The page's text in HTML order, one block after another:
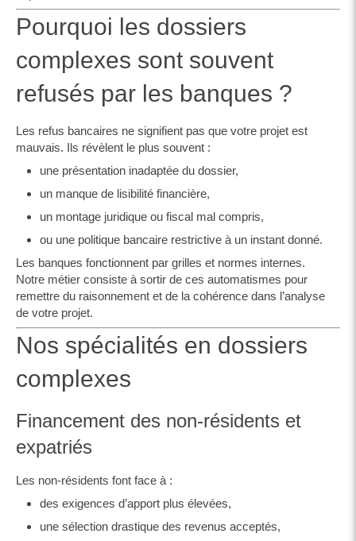
Pourquoi les dossiers
complexes sont souvent
refusés par les banques ?
Les refus bancaires ne signifient pas que votre projet est
mauvais. Ils révèlent le plus souvent :
une présentation inadaptée du dossier,
un manque de lisibilité financière,
un montage juridique ou fiscal mal compris,
ou une politique bancaire restrictive à un instant donné.
Les banques fonctionnent par grilles et normes internes.
Notre métier consiste à sortir de ces automatismes pour
remettre du raisonnement et de la cohérence dans l’analyse
de votre projet.
Nos spécialités en dossiers
complexes
Financement des non-résidents et
expatriés
Les non-résidents font face à :
des exigences d’apport plus élevées,
une sélection drastique des revenus acceptés,